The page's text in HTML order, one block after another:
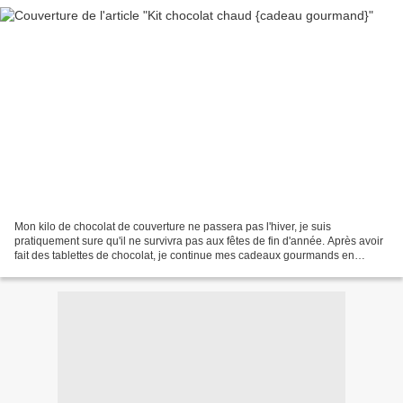
Mon kilo de chocolat de couverture ne passera pas l'hiver, je suis
pratiquement sure qu'il ne survivra pas aux fêtes de fin d'année. Après avoir
fait des tablettes de chocolat, je continue mes cadeaux gourmands en